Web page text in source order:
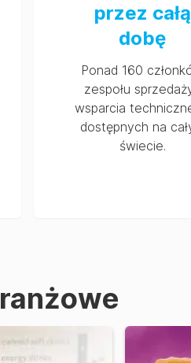
przez całą
dobę
Ponad 160
zespołu
wsparcia
dostępnych na
świecie.